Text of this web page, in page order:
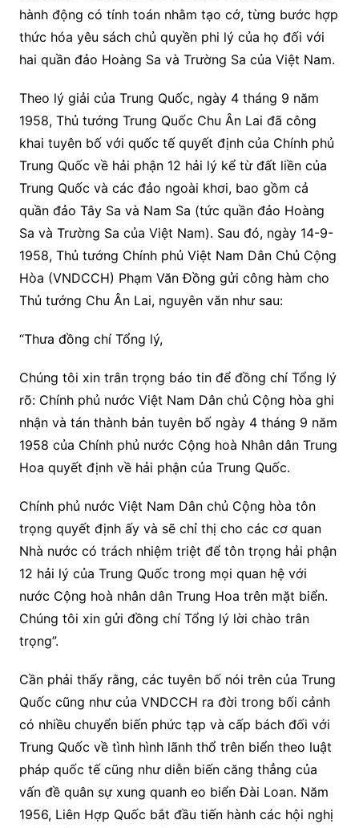
hành động có tính toán nhằm tạo cớ, từng bước hợp
thức hóa yêu sách chủ quyền phi lý của họ đối với
hai quần đảo Hoàng Sa và Trường Sa của Việt Nam.
Theo lý giải của Trung Quốc, ngày 4 tháng 9 năm
1958, Thủ tướng Trung Quốc Chu Ân Lai đã công
khai tuyên bố với quốc tế quyết định của Chính phủ
Trung Quốc về hải phận 12 hải lý kể từ đất liền của
Trung Quốc và các đảo ngoài khơi, bao gồm cả
quần đảo Tây Sa và Nam Sa (tức quần đảo Hoàng
Sa và Trường Sa của Việt Nam). Sau đó, ngày 14-9-
1958, Thủ tướng Chính phủ Việt Nam Dân Chủ Cộng
Hòa (VNDCCH) Phạm Văn Đồng gửi công hàm cho
Thủ tướng Chu Ân Lai, nguyên văn như sau:
“Thưa đồng chí Tổng lý,
Chúng tôi xin trân trọng báo tin để đồng chí Tổng lý
rõ: Chính phủ nước Việt Nam Dân chủ Cộng hòa ghi
nhận và tán thành bản tuyên bố ngày 4 tháng 9 năm
1958 của Chính phủ nước Cộng hoà Nhân dân Trung
Hoa quyết định về hải phận của Trung Quốc.
Chính phủ nước Việt Nam Dân chủ Cộng hòa tôn
trọng quyết định ấy và sẽ chỉ thị cho các cơ quan
Nhà nước có trách nhiệm triệt để tôn trọng hải phận
12 hải lý của Trung Quốc trong mọi quan hệ với
nước Cộng hoà nhân dân Trung Hoa trên mặt biển.
Chúng tôi xin gửi đồng chí Tổng lý lời chào trân
trọng”.
Cần phải thấy rằng, các tuyên bố nói trên của Trung
Quốc cũng như của VNDCCH ra đời trong bối cảnh
có nhiều chuyển biến phức tạp và cấp bách đối với
Trung Quốc về tình hình lãnh thổ trên biển theo luật
pháp quốc tế cũng như diễn biến căng thẳng của
vấn đề quân sự xung quanh eo biển Đài Loan. Năm
1956, Liên Hợp Quốc bắt đầu tiến hành các hội nghị